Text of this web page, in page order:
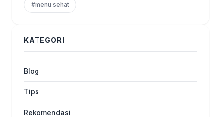
#menu sehat
KATEGORI
Blog
Tips
Rekomendasi